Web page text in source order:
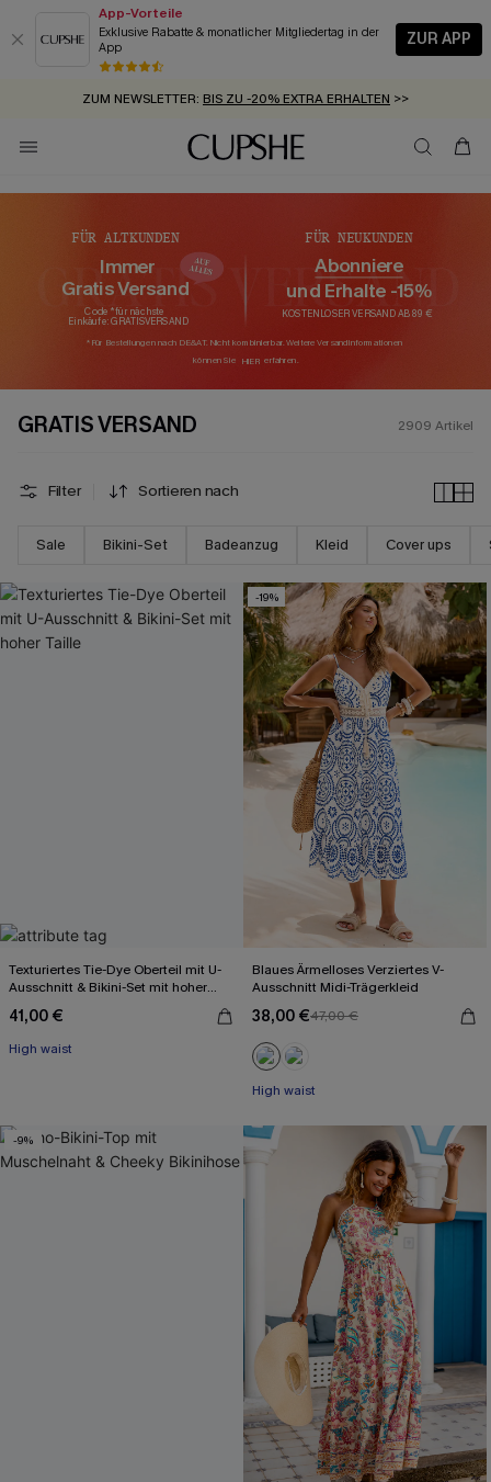
App-Vorteile
Exklusive Rabatte & monatlicher Mitgliedertag in der
App
ZUR APP
GRATIS MASSBAND MIT JEDEM SCHNELLVERSAND-ARTIKEL >>
SUMMER SALE:
ZUM NEWSLETTER: BIS ZU -20% EXTRA ERHALTEN >>
KOSTENLOSER VERSAND AB 89 €
Code* für nächste
FÜR ALTKUNDEN
Immer
Gratis Versand
*Für Bestellungen nach DE&AT. Nicht kombinierbar. Weitere Versandinformationen
Abonniere
und Erhalte -15%
FÜR NEUKUNDEN
Einkäufe: GRATISVERSAND
KOSTENLOSER VERSAND AB 89 €
können Sie erfahren.
HIER
GRATIS VERSAND 2909 Artikel
Filter Sortieren nach
Sale Bikini-Set Badeanzug Kleid Cover ups
Texturiertes Tie-Dye Oberteil mit U-
Ausschnitt & Bikini-Set mit hoher
41,00 €
High waist
-19%
Blaues Ärmelloses Verziertes V-
Ausschnitt Midi-Trägerkleid
38,00 €47,00 €
High waist
-9%